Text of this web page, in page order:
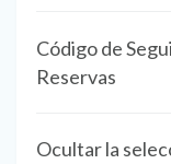
Código de
Reservas
Ocultar la